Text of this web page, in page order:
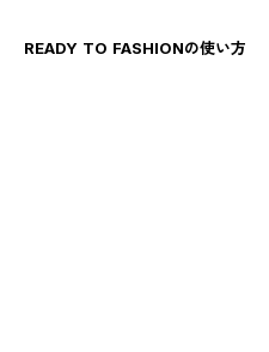
READY TO FASHIONの使い方